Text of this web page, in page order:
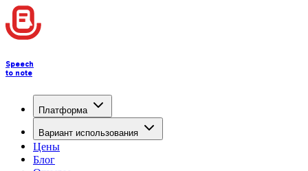
Speech
to note
Платформа
Вариант использования
Цены
Блог